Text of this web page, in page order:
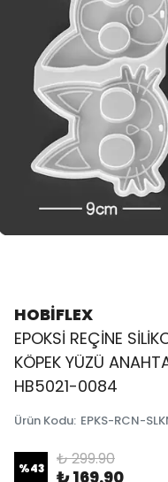
HOBİFLEX
EPOKSİ REÇİNE
KÖPEK YÜZÜ
HB5021-0084
Ürün Kodu: EPKS-RCN-
%43 ₺ 299.90
₺ 169.90